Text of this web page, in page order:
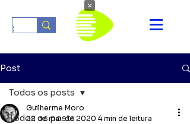
Post
Todos os posts
Todos os posts
Guilherme Moro
22 de mai. de 2020 4 min de leitura
×